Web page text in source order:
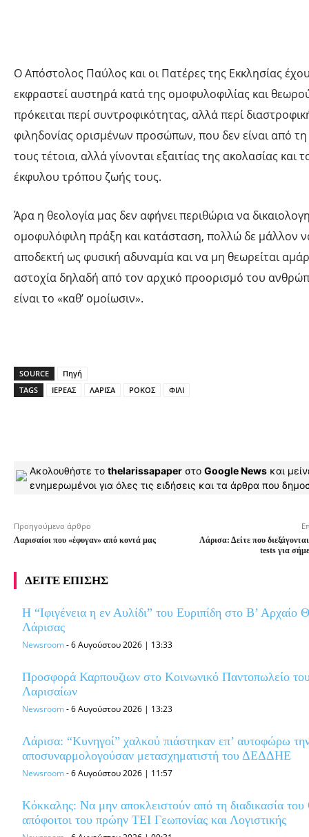
Ο Απόστολος Παύλος και οι Πατέρες της Εκκλησίας
εκφραστεί αυστηρά κατά της ομοφυλοφιλίας και
πρόκειται περί συντροφικότητας, αλλά περί
φιληδονίας ορισμένων προσώπων, που δεν είναι από
τους τέτοια, αλλά γίνονται εξαιτίας της ακολασίας και
έκφυλου τρόπου ζωής τους.
Άρα η θεολογία μας δεν αφήνει περιθώρια να
ομοφυλόφιλη πράξη και κατάσταση, πολλώ δε μάλλον
αποδεκτή ως φυσική αδυναμία και να μη θεωρείται
αστοχία δηλαδή από τον αρχικό προορισμό του
είναι το «καθ’ ομοίωσιν».
SOURCE
Πηγή
TAGS
ΙΕΡΕΑΣ ΛΑΡΙΣΑ ΡΟΚΟΣ ΦΙΛΙ
Ακολουθήστε το thelarissapaper στο Google News και
ενημερωμένοι για όλες τις ειδήσεις και τα άρθρα που
Προηγούμενο άρθρο
Λαρισαίοι που «έφυγαν» από κοντά μας
Λάρισα: Δείτε που
tests για
ΔΕΙΤΕ ΕΠΙΣΗΣ
Η “Ιφιγένεια η εν Αυλίδι” του Ευριπίδη στο Β’ Αρχαίο
Λάρισας
Newsroom-6 Αυγούστου 2026 | 13:33
Προσφορά Καρπουζιων στο Κοινωνικό Παντοπωλείο
Λαρισαίων
Newsroom-6 Αυγούστου 2026 | 13:23
Λάρισα: “Κυνηγοί” χαλκού πιάστηκαν επ’ αυτοφώρω
αποσυναρμολογούσαν μετασχηματιστή του ΔΕΔΔΗΕ
Newsroom-6 Αυγούστου 2026 | 11:57
Κόκκαλης: Να μην αποκλειστούν από τη διαδικασία
απόφοιτοι του πρώην ΤΕΙ Γεωπονίας και Λογιστικής